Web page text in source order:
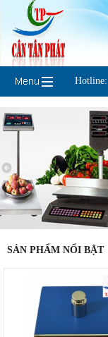
Hotline:
SẢN PHẨM NỔI BẬT